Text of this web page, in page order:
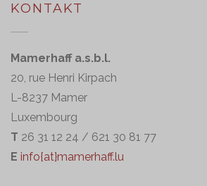
KONTAKT
Mamerhaff a.s.b.l.
20, rue Henri Kirpach
L-8237 Mamer
Luxembourg
T 26 31 12 24 / 621 30 81 77
E info{at}mamerhaff.lu